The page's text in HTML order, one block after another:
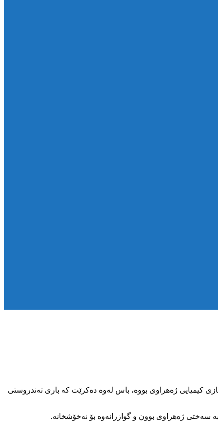
کیمیایی ژەهراوی بووە، باس لەوە دەکرێت کە باری تەندروستی